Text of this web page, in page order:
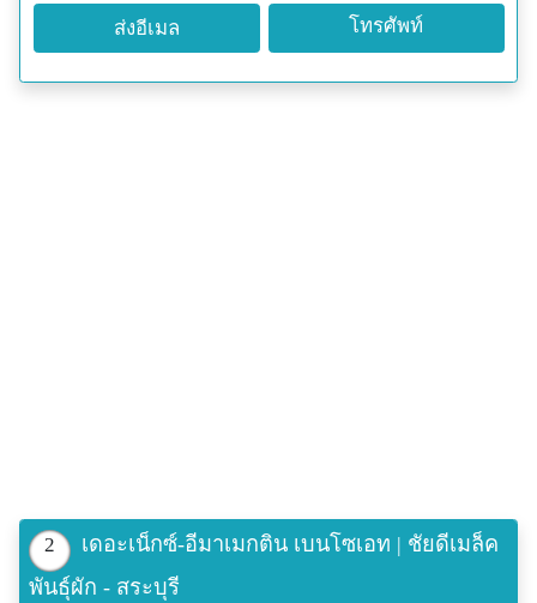
ส่งอีเมล โทรศัพท์
2
เดอะเน็กซ์-อีมาเมกติน เบนโซเอท | ชัยดีเมล็ค
พันธุ์ผัก - สระบุรี